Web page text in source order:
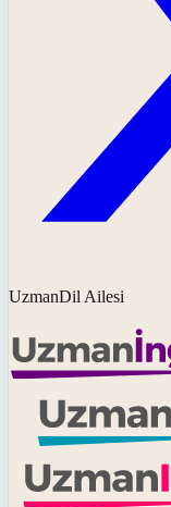
UzmanDil Ailesi